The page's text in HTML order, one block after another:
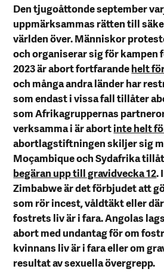
Den tjugoåttonde september
uppmärksammas rätten till
världen över. Människor
och organiserar sig för kampen
2023 är abort fortfarandehelt
och många andra länder har
som endast i vissa fall tillåter
som Afrikagruppernas
verksamma i är abortinte helt
abortlagstiftningen skiljer sig
Moçambique och Sydafrika
begäran upp till gravidvecka 12.
Zimbabwe är det förbjudet att
som rör incest, våldtäkt eller
fostrets liv är i fara. Angolas
abort med undantag för om
kvinnans liv är i fara eller om
resultat av sexuella övergrepp.